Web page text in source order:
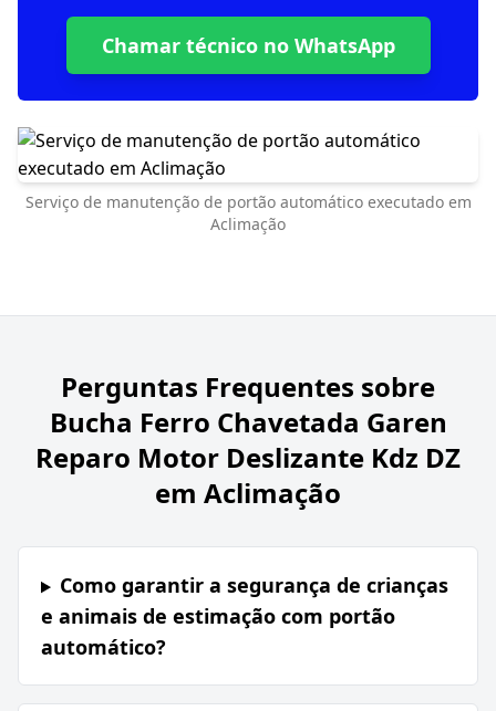
Chamar técnico no WhatsApp
Serviço de manutenção de portão automático executado em
Aclimação
Perguntas Frequentes sobre
Bucha Ferro Chavetada Garen
Reparo Motor Deslizante Kdz DZ
em Aclimação
Como garantir a segurança de crianças
e animais de estimação com portão
automático?